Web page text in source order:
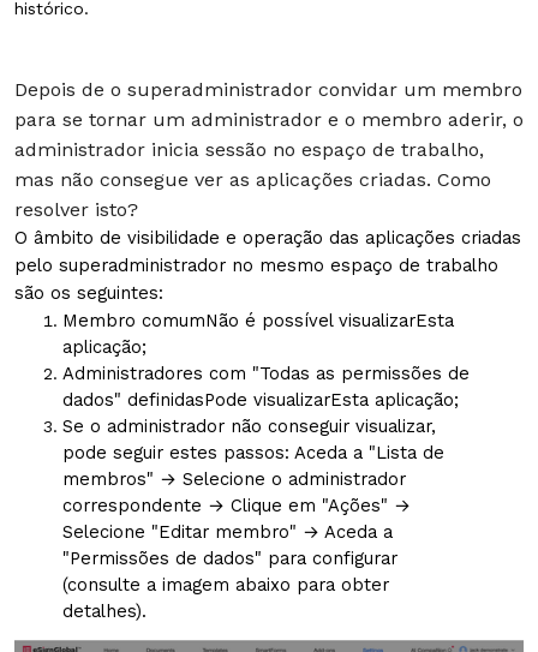
histórico.
Depois de o superadministrador convidar um membro
para se tornar um administrador e o membro aderir, o
administrador inicia sessão no espaço de trabalho,
mas não consegue ver as aplicações criadas. Como
resolver isto?
O âmbito de visibilidade e operação das aplicações criadas
pelo superadministrador no mesmo espaço de trabalho
são os seguintes:
Membro comumNão é possível visualizarEsta
aplicação;
Administradores com "Todas as permissões de
dados" definidasPode visualizarEsta aplicação;
Se o administrador não conseguir visualizar,
pode seguir estes passos: Aceda a "Lista de
membros" → Selecione o administrador
correspondente → Clique em "Ações" →
Selecione "Editar membro" → Aceda a
"Permissões de dados" para configurar
(consulte a imagem abaixo para obter
detalhes).